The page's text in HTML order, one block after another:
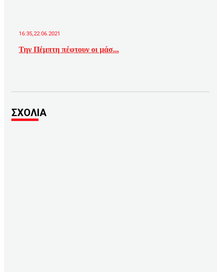
16:35,22.06.2021
Την Πέμπτη πέφτουν οι μάσ...
ΣΧΟΛΙΑ